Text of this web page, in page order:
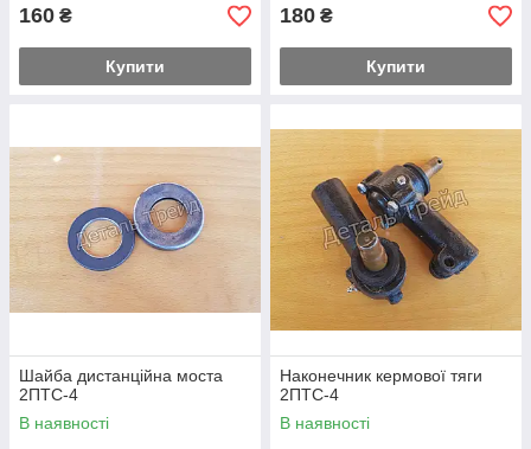
160 ₴
Купити
180 ₴
Купити
Шайба дистанційна моста
2ПТС-4
В наявності
Наконечник кермової тяги
2ПТС-4
В наявності